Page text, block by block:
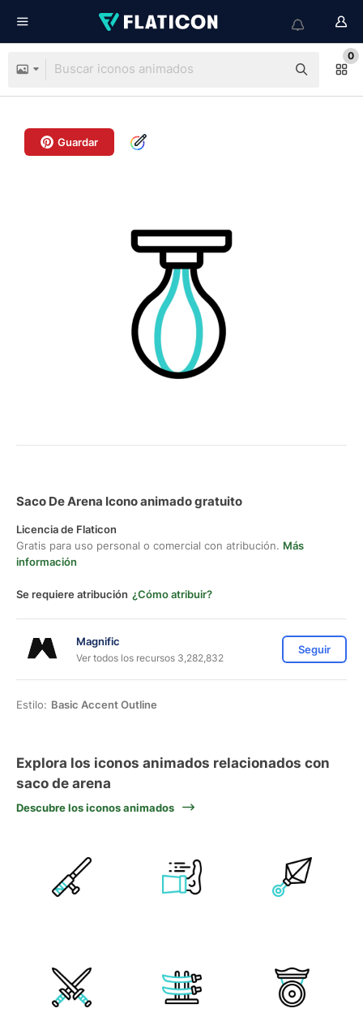
0
Guardar
Saco De Arena Icono animado gratuito
Licencia de Flaticon
Gratis para uso personal o comercial con atribución. Más
información
Se requiere atribución ¿Cómo atribuir?
Magnific
Ver todos los recursos 3,282,832
Seguir
Estilo: Basic Accent Outline
Explora los iconos animados relacionados con
saco de arena
Descubre los iconos animados